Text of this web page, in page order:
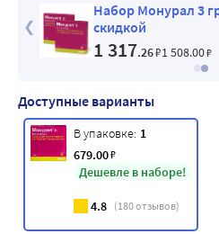
Набор Монурал 3
скидкой
1 317.26₽1 508.00₽
Доступные варианты
В упаковке: 1
679.00₽
Дешевле в наборе!
4.8 (180отзывов)